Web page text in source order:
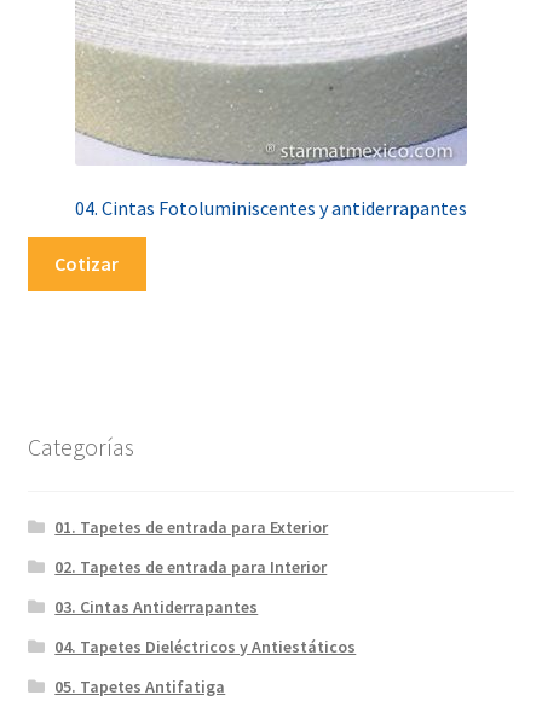
04. Cintas Fotoluminiscentes y antiderrapantes
Cotizar
Categorías
01. Tapetes de entrada para Exterior
02. Tapetes de entrada para Interior
03. Cintas Antiderrapantes
04. Tapetes Dieléctricos y Antiestáticos
05. Tapetes Antifatiga